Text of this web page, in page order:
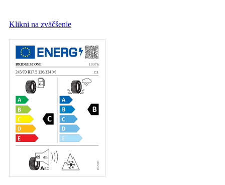
Klikni na zväčšenie